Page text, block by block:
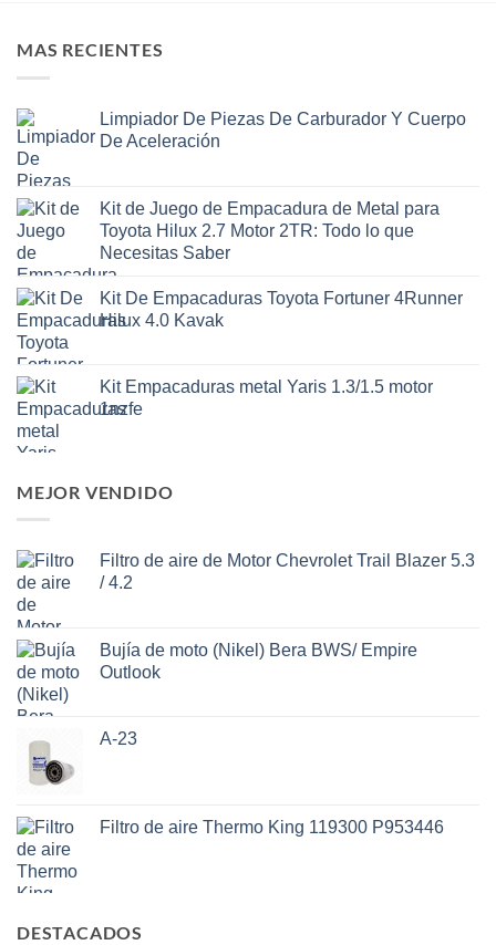
MAS RECIENTES
Limpiador De Piezas De Carburador Y Cuerpo
De Aceleración
Kit de Juego de Empacadura de Metal para
Toyota Hilux 2.7 Motor 2TR: Todo lo que
Necesitas Saber
Kit De Empacaduras Toyota Fortuner 4Runner
Hilux 4.0 Kavak
Kit Empacaduras metal Yaris 1.3/1.5 motor
1nzfe
MEJOR VENDIDO
Filtro de aire de Motor Chevrolet Trail Blazer 5.3
/ 4.2
Bujía de moto (Nikel) Bera BWS/ Empire
Outlook
A-23
Filtro de aire Thermo King 119300 P953446
DESTACADOS